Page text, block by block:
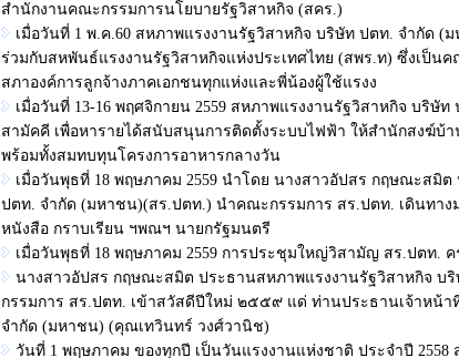
สำนักงานคณะกรรมการนโยบายรัฐวิสาหกิจ (สคร.)
เมื่อวันที่ 1 พ.ค.60 สหภาพแรงงานรัฐวิสาหกิจ บริษัท ปตท. จำกัด (
ร่วมกับสหพันธ์แรงงานรัฐวิสาหกิจแห่งประเทศไทย (สพร.ท) ซึ่งเป็น
สภาองค์การลูกจ้างภาคเอกชนทุกแห่งและพี่น้องผู้ใช้แรงง
เมื่อวันที่ 13-16 พฤศจิกายน 2559 สหภาพแรงงานรัฐวิสาหกิจ บริ
สามัคคี เพื่อหารายได้สนับสนุนการติดตั้งระบบไฟฟ้า ให้สำนักสงฆ์
พร้อมทั้งสมทบทุนโครงการอาหารกลางวัน
เมื่อวันพุธที่ 18 พฤษภาคม 2559 นำโดย นางสาวอัปสร กฤษณะสมิ
ปตท. จำกัด (มหาชน)(สร.ปตท.) นำคณะกรรมการ สร.ปตท. เดินทาง
หนังสือ กราบเรียน ฯพณฯ นายกรัฐมนตรี
เมื่อวันพุธที่ 18 พฤษภาคม 2559 การประชุมใหญ่วิสามัญ สร.ปตท. ค
นางสาวอัปสร กฤษณะสมิต ประธานสหภาพแรงงานรัฐวิสาหกิจ
กรรมการ สร.ปตท. เข้าสวัสดีปีใหม่ ๒๕๕๙ แด่ ท่านประธานเจ้าหน้
จำกัด (มหาชน) (คุณเทวินทร์ วงศ์วานิช)
วันที่ 1 พฤษภาคม ของทุกปี เป็นวันแรงงานแห่งชาติ ประจำปี